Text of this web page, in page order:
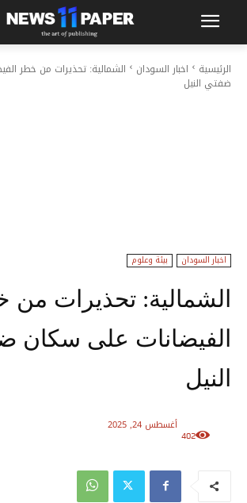
الرئيسية اخبار السودان
الشمالية: تحذيرات من خطر
ضفتي النيل
اخبار السودان بيئة وعلوم
الشمالية: تحذيرات من
الفيضانات على سكان
النيل
أغسطس 24, 2025
402